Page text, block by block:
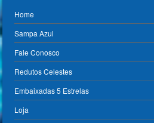
Home
Sampa Azul
Fale Conosco
Redutos Celestes
Embaixadas 5 Estrelas
Loja